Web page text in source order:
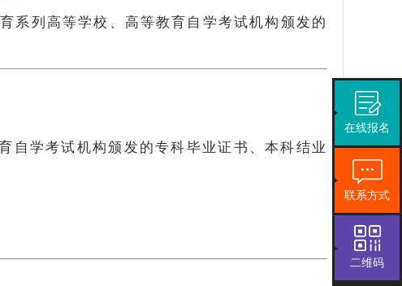
系列高等学校、高等教育自学考试机构颁发的
自学考试机构颁发的专科毕业证书、本科结业
在线报名
联系方式
二维码